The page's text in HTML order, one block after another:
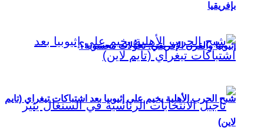
إثيوبيا والقرن الإفريقي: تحوُّلات محسوبة؟
بإفريقيا
شبح الحرب الأهلية يخيم على إثيوبيا بعد اشتباكات تيغراي (تايم
لاين)